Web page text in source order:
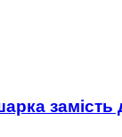
замість